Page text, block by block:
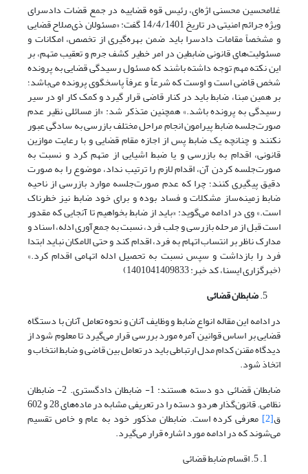
غلامحسین محسنی اژه‌ای، رئیس قوه قضاییه در جمع قضات دادسرای
ویژه جرائم امنیتی در تاریخ 14/4/1401 گفت: «مسئولان ذی‌صلاح قضایی
و مشخصاً مقامات دادسرا باید ضمن بهره‌گیری از تخصص، امکانات و
مسئولیت‌های قانونی ضابطین در امر خطیر کشف جرم و تعقیب متهم، بر
این نکته مهم توجه داشته باشند که مسئول رسیدگی قضایی به پرونده
شخص قاضی است و اوست که شرعاً و عرفاً پاسخگوی پرونده می‌باشد؛
بر همین مبنا، ضابط باید در کنار قاضی قرار گیرد و کمک کار او در سیر
رسیدگی به پرونده باشد.» همچنین متذکر شد: «از مسائلی نظیر عدم
صورت‌جلسه ضابط پیرامون انجام مراحل مختلف بازرسی به سادگی عبور
نکنند و چنانچه یک ضابط پس از اجازه مقام قضایی و با رعایت موازین
قانونی، اقدام به بازرسی و یا ضبط اشیایی از متهم کرد و نسبت به
صورت‌جلسه کردن آن، اقدام لازم را ترتیب نداد، موضوع را به صورت
دقیق پیگیری کنند؛ چرا که عدم صورت‌جلسه موارد بازرسی از ناحیه
ضابط زمینه‌ساز مشکلات و فساد بوده و برای خود ضابط نیز خطرناک
است.» وی در ادامه می‌گوید: «باید از ضابط بخواهیم تا آنجایی که مقدور
است قبل از مرحله بازرسی و جلب فرد، نسبت به جمع‌آوری ادله، اسناد و
مدارک ناظر بر انتساب اتهام به فرد، اقدام کند و حتی الامکان نباید ابتدا
فرد را بازداشت و سپس نسبت به تحصیل ادله اتهامی اقدام کرد.»
(خبرگزاری ایسنا، کد خبر: 1401041409833)
ضابطان قضائی
در ادامه این مقاله انواع ضابط و وظایف آنان و نحوه تعامل آنان با دستگاه
قضایی بر اساس قوانین آمره مورد بررسی قرار می‌گیرد تا معلوم شود از
دیدگاه مقنن کدام مدل ارتباطی باید در تعامل بین قاضی و ضابط انتخاب و
اتخاذ شود.
ضابطان قضائی دو دسته هستند: 1- ضابطان دادگستری. 2- ضابطان
نظامی. قانون‌گذار هردو دسته را در تعریفی مشابه در ماده‌های 28 و 602
ق[2] معرفی کرده است. ضابطان مذکور خود به عام و خاص تقسیم
می‌شوند که در ادامه مورد اشاره قرار می‌گیرد.
5. اقسام ضابط قضائی